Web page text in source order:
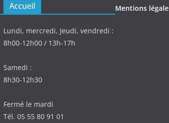
Accueil
Lundi, mercredi, Jeudi, vendredi :
8h00-12h00 / 13h-17h
Samedi :
8h30-12h30
Fermé le mardi
Tél. 05 55 80 91 01
Mentions